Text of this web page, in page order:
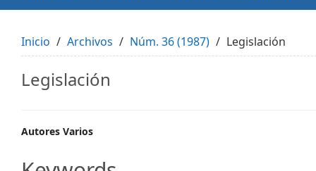
Inicio Archivos Núm. 36 (1987) Legislación
Legislación
Main
Article
Autores Varios